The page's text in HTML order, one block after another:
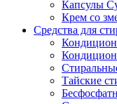
Капсулы
Крем со
Средства для
Тайские